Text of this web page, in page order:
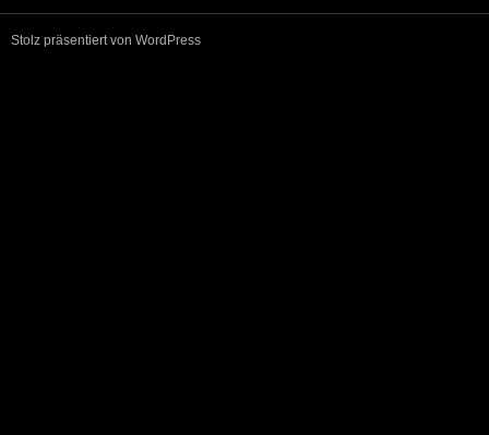
Stolz präsentiert von WordPress